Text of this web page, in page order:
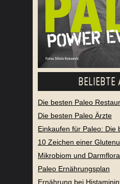
BELIEBTE
Die besten Paleo
Die besten Paleo Ärzte
Einkaufen für Paleo: Die
10 Zeichen einer
Mikrobiom und
Paleo Ernährungsplan
Ernährung bei